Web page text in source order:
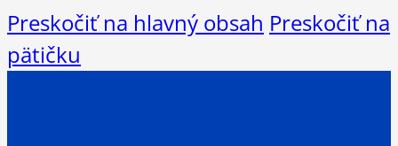
Preskočiť na hlavný obsah Preskočiť na
pätičku